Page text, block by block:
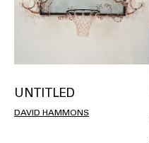
UNTITLED
DAVID HAMMONS